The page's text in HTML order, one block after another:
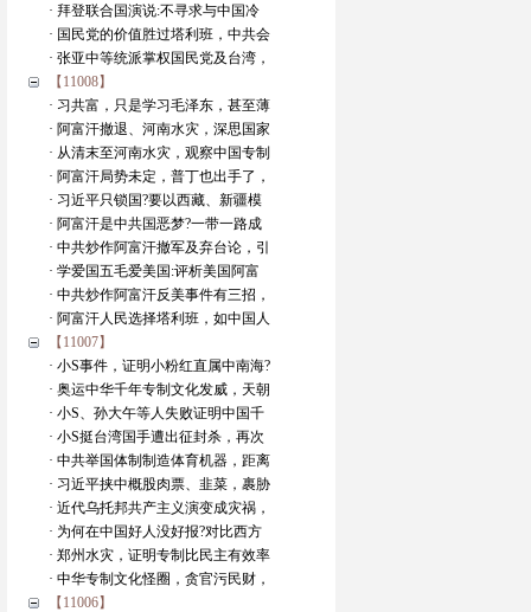
· 拜登联合国演说:不寻求与中国冷
· 国民党的价值胜过塔利班，中共会
· 张亚中等统派掌权国民党及台湾，
【11008】
· 习共富，只是学习毛泽东，甚至薄
· 阿富汗撤退、河南水灾，深思国家
· 从清末至河南水灾，观察中国专制
· 阿富汗局势未定，普丁也出手了，
· 习近平只锁国?要以西藏、新疆模
· 阿富汗是中共国恶梦?一带一路成
· 中共炒作阿富汗撤军及弃台论，引
· 学爱国五毛爱美国:评析美国阿富
· 中共炒作阿富汗反美事件有三招，
· 阿富汗人民选择塔利班，如中国人
【11007】
· 小S事件，证明小粉红直属中南海?
· 奥运中华千年专制文化发威，天朝
· 小S、孙大午等人失败证明中国千
· 小S挺台湾国手遭出征封杀，再次
· 中共举国体制制造体育机器，距离
· 习近平挟中概股肉票、韭菜，裹胁
· 近代乌托邦共产主义演变成灾祸，
· 为何在中国好人没好报?对比西方
· 郑州水灾，证明专制比民主有效率
· 中华专制文化怪圈，贪官污民财，
【11006】